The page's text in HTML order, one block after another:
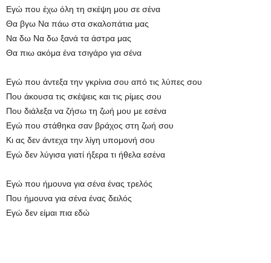
Εγώ που έχω όλη τη σκέψη μου σε σένα
Θα βγω Να πάω στα σκαλοπάτια μας
Να δω Να δω ξανά τα άστρα μας
Θα πιω ακόμα ένα τσιγάρο για σένα
Εγώ που άντεξα την γκρίνια σου από τις λύπες σου
Που άκουσα τις σκέψεις και τις ρίμες σου
Που διάλεξα να ζήσω τη ζωή μου με εσένα
Εγώ που στάθηκα σαν βράχος στη ζωή σου
Κι ας δεν άντεχα την λίγη υπομονή σου
Εγώ δεν λύγισα γιατί ήξερα τι ήθελα εσένα
Εγώ που ήμουνα για σένα ένας τρελός
Που ήμουνα για σένα ένας δειλός
Εγώ δεν είμαι πια εδώ